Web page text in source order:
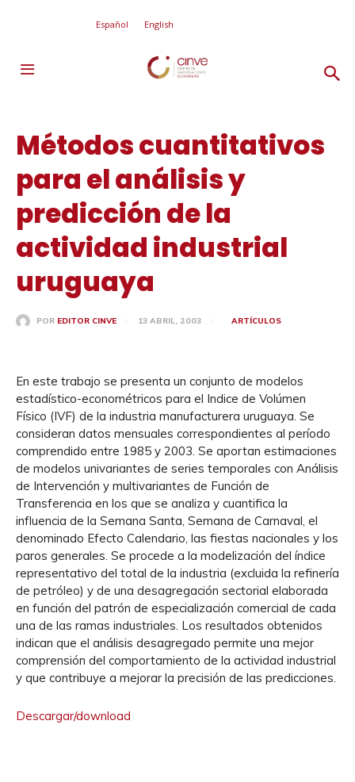
Español English
Métodos cuantitativos
para el análisis y
predicción de la
actividad industrial
uruguaya
POR EDITOR CINVE 13 ABRIL, 2003 ARTÍCULOS
En este trabajo se presenta un conjunto de modelos
estadístico-econométricos para el Indice de Volúmen
Físico (IVF) de la industria manufacturera uruguaya. Se
consideran datos mensuales correspondientes al período
comprendido entre 1985 y 2003. Se aportan estimaciones
de modelos univariantes de series temporales con Análisis
de Intervención y multivariantes de Función de
Transferencia en los que se analiza y cuantifica la
influencia de la Semana Santa, Semana de Carnaval, el
denominado Efecto Calendario, las fiestas nacionales y los
paros generales. Se procede a la modelización del índice
representativo del total de la industria (excluida la refinería
de petróleo) y de una desagregación sectorial elaborada
en función del patrón de especialización comercial de cada
una de las ramas industriales. Los resultados obtenidos
indican que el análisis desagregado permite una mejor
comprensión del comportamiento de la actividad industrial
y que contribuye a mejorar la precisión de las predicciones.
Descargar/download